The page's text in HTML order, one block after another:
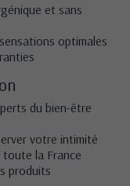
et sans
optimales
du bien-être
votre intimité
toute la France
produits